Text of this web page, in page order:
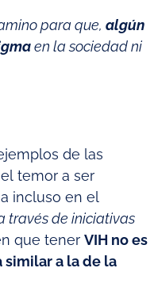
para que, algún
en la sociedad ni
de las
temor a ser
incluso en el
través de iniciativas
que tener VIH no es
similar a la de la